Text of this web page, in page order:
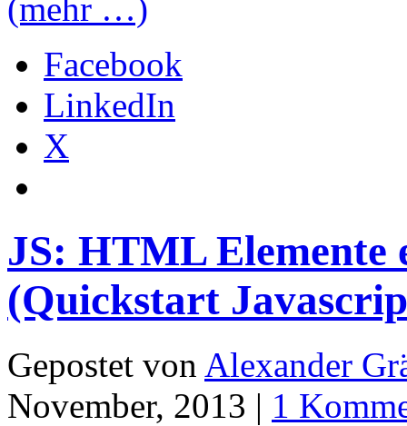
(mehr …)
Facebook
LinkedIn
X
JS: HTML Elemente
(Quickstart
Gepostet von Alexander
November, 2013 | 1